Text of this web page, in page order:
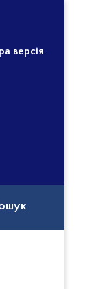
версія